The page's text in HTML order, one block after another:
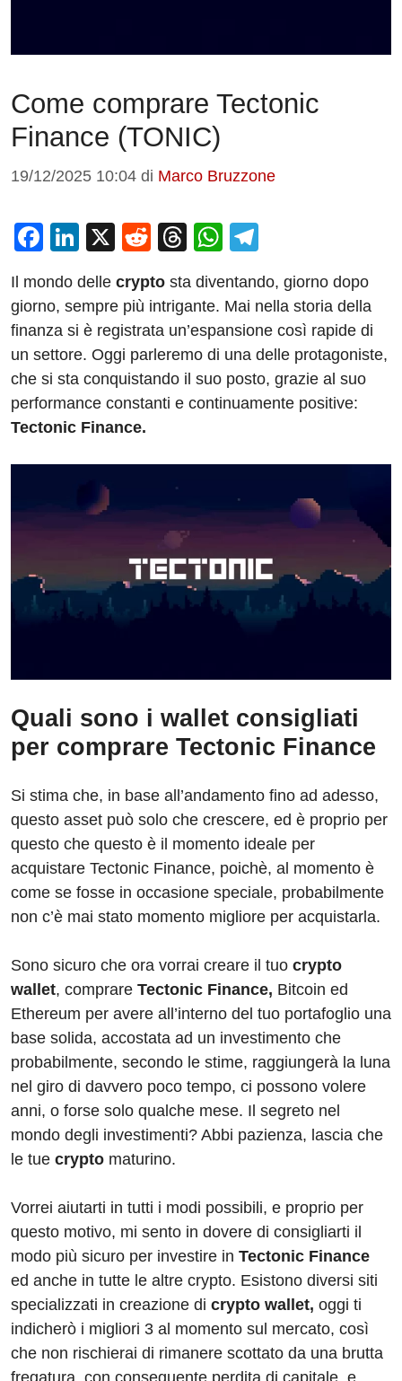
Come comprare Tectonic
Finance (TONIC)
19/12/2025 10:04 di Marco Bruzzone
F
c
e
b
o
o
k
Li
k
e
dI
n
X
R
d
di
t
T
e
a
d
s
W
at
s
A
p
p
e
gr
a
m
Il mondo delle crypto sta diventando, giorno dopo
giorno, sempre più intrigante. Mai nella storia della
finanza si è registrata un’espansione così rapide di
un settore. Oggi parleremo di una delle protagoniste,
che si sta conquistando il suo posto, grazie al suo
performance constanti e continuamente positive:
Tectonic Finance.
Quali sono i wallet consigliati
per comprare Tectonic Finance
Si stima che, in base all’andamento fino ad adesso,
questo asset può solo che crescere, ed è proprio per
questo che questo è il momento ideale per
acquistare Tectonic Finance, poichè, al momento è
come se fosse in occasione speciale, probabilmente
non c’è mai stato momento migliore per acquistarla.
Sono sicuro che ora vorrai creare il tuo crypto
wallet, comprare Tectonic Finance, Bitcoin ed
Ethereum per avere all’interno del tuo portafoglio una
base solida, accostata ad un investimento che
probabilmente, secondo le stime, raggiungerà la luna
nel giro di davvero poco tempo, ci possono volere
anni, o forse solo qualche mese. Il segreto nel
mondo degli investimenti? Abbi pazienza, lascia che
le tue crypto maturino.
Vorrei aiutarti in tutti i modi possibili, e proprio per
questo motivo, mi sento in dovere di consigliarti il
modo più sicuro per investire in Tectonic Finance
ed anche in tutte le altre crypto. Esistono diversi siti
specializzati in creazione di crypto wallet, oggi ti
indicherò i migliori 3 al momento sul mercato, così
che non rischierai di rimanere scottato da una brutta
fregatura, con conseguente perdita di capitale, e